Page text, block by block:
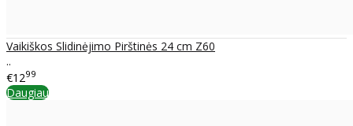
Vaikiškos Slidinėjimo Pirštinės 24 cm Z60
..
€1299
Daugiau